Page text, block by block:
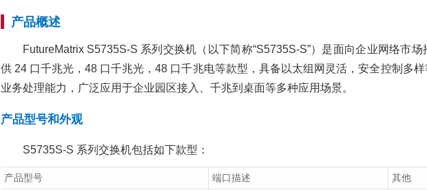
产品概述
FutureMatrix S5735S-S 系列交换机（以下简称“S5735S-S”）是面向企业网络市
供 24 口千兆光，48 口千兆光，48 口千兆电等款型，具备以太组网灵活，安全控制多
业务处理能力，广泛应用于企业园区接入、千兆到桌面等多种应用场景。
产品型号和外观
S5735S-S 系列交换机包括如下款型：
产品型号 端口描述 其他
张家港智慧城市——华
为云解决方案
2021/03/24 2847
政
华为云华为云服务器
智慧城市解决方案
品促销
华为CE6865E-48S8CQ华为交换机促销活
华为交换机特点华为交换机适用范围